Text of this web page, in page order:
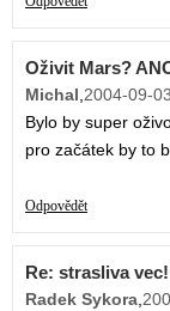
Oživit Mars?
Michal,2004-09-
Bylo by super
pro začátek by to
Odpovědět
Re: strasliva vec!
Radek Sykora,